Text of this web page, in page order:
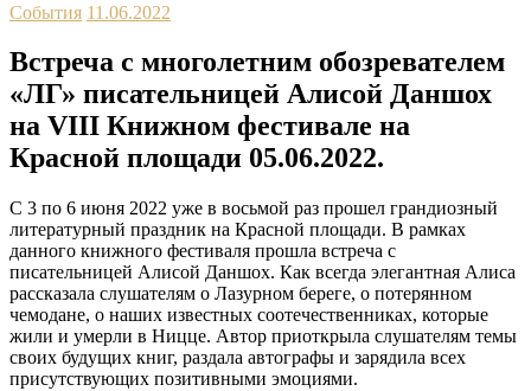
События 11.06.2022
Встреча с многолетним обозревателем
«ЛГ» писательницей Алисой Даншох
на VIII Книжном фестивале на
Красной площади 05.06.2022.
С 3 по 6 июня 2022 уже в восьмой раз прошел грандиозный
литературный праздник на Красной площади. В рамках
данного книжного фестиваля прошла встреча с
писательницей Алисой Даншох. Как всегда элегантная Алиса
рассказала слушателям о Лазурном береге, о потерянном
чемодане, о наших известных соотечественниках, которые
жили и умерли в Ницце. Автор приоткрыла слушателям темы
своих будущих книг, раздала автографы и зарядила всех
присутствующих позитивными эмоциями.